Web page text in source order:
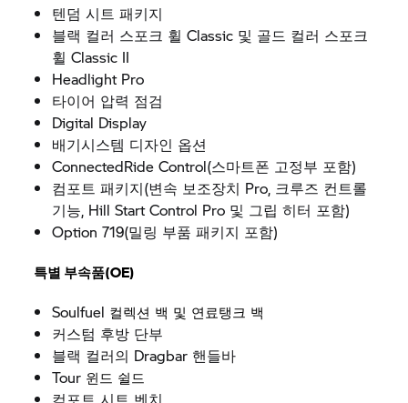
텐덤 시트 패키지
블랙 컬러 스포크 휠 Classic 및 골드 컬러 스포크
휠 Classic II
Headlight Pro
타이어 압력 점검
Digital Display
배기시스템 디자인 옵션
ConnectedRide Control(스마트폰 고정부 포함)
컴포트 패키지(변속 보조장치 Pro, 크루즈 컨트롤
기능, Hill Start Control Pro 및 그립 히터 포함)
Option 719(밀링 부품 패키지 포함)
특별 부속품(OE)
Soulfuel 컬렉션 백 및 연료탱크 백
커스텀 후방 단부
블랙 컬러의 Dragbar 핸들바
Tour 윈드 쉴드